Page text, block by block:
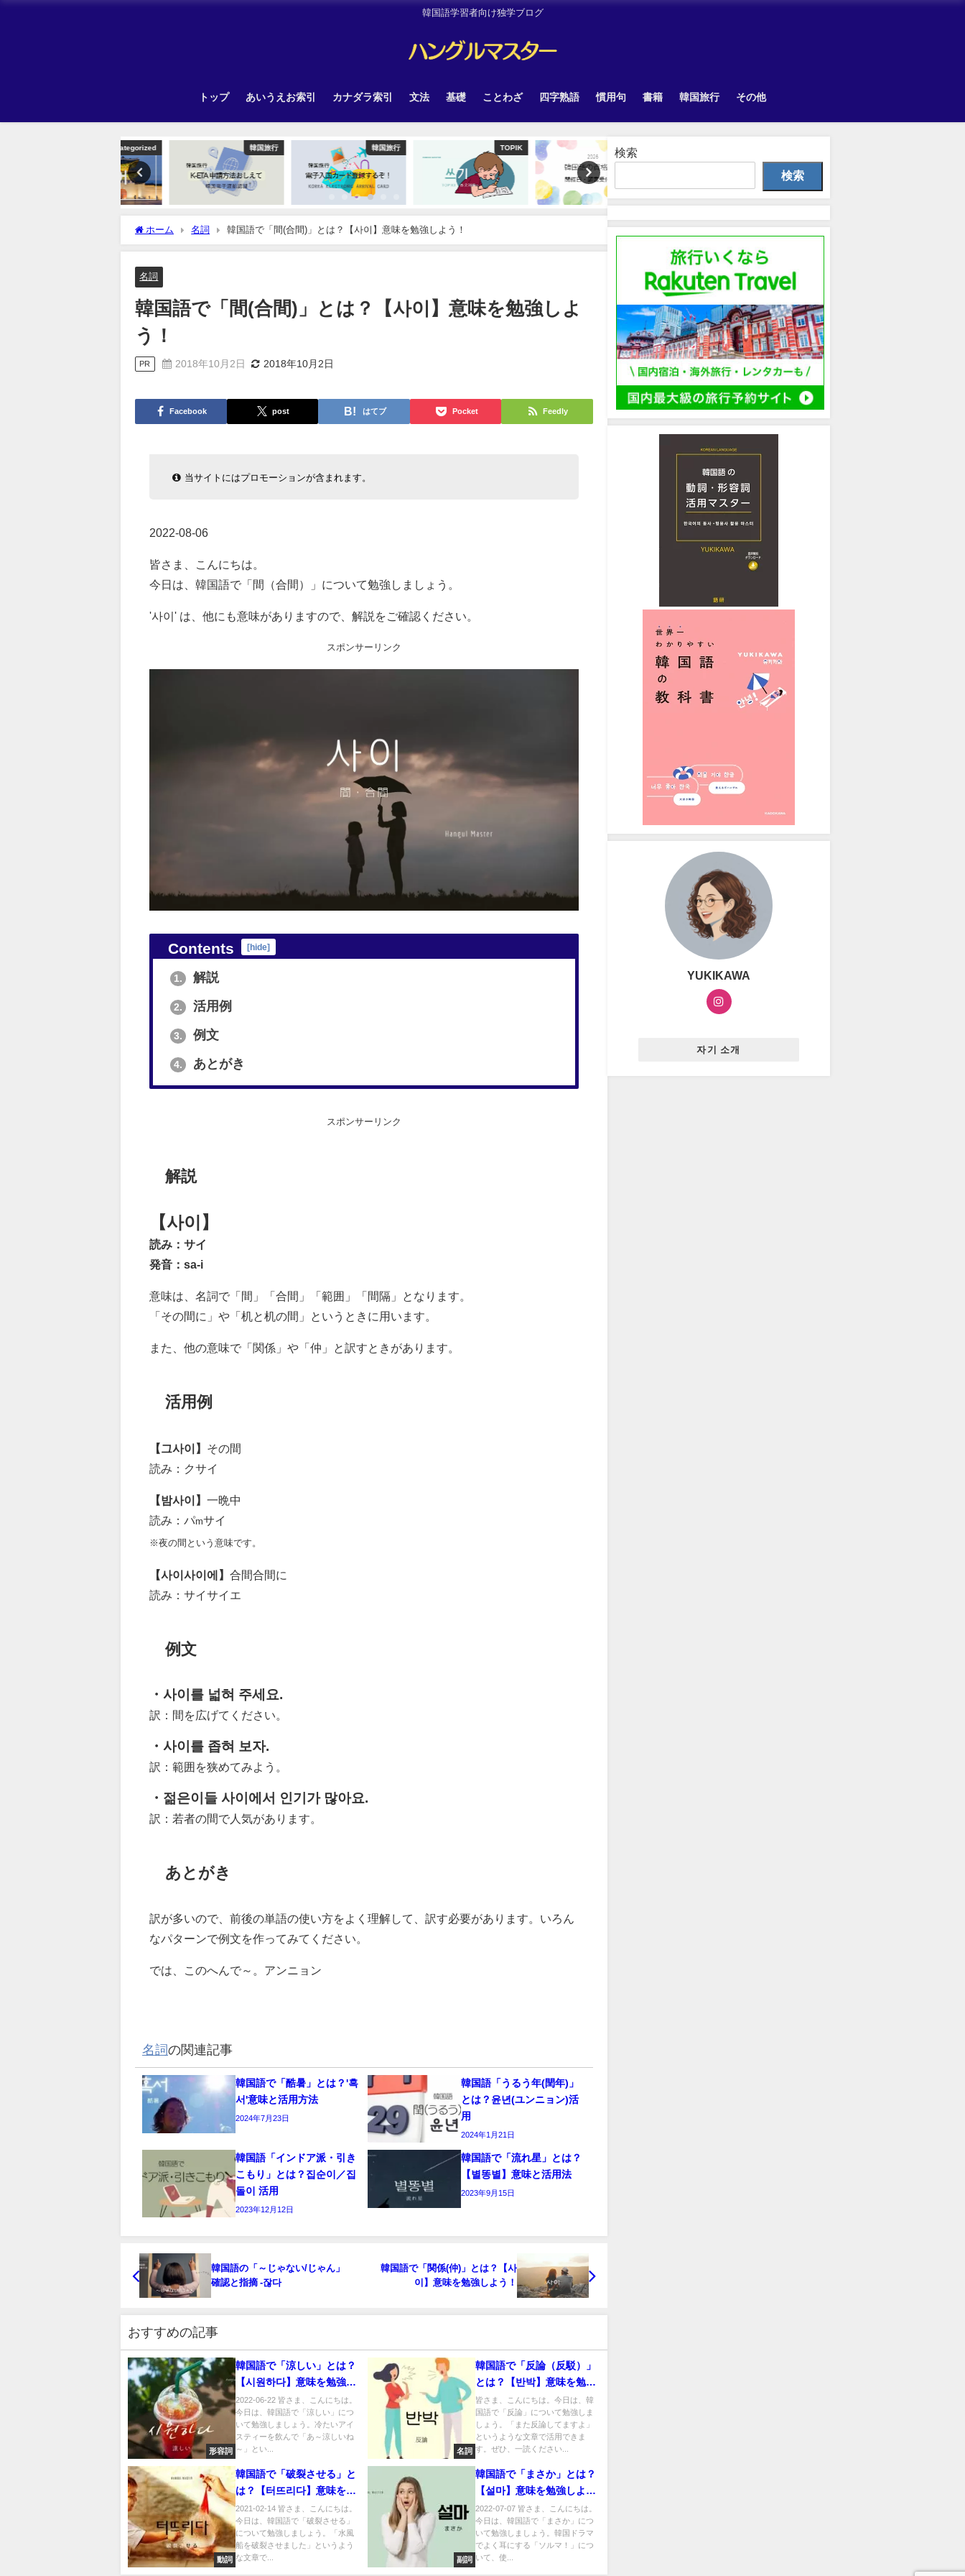
韓国語学習者向け独学ブログ
トップ あいうえお索引 カナダラ索引 文法 基礎 ことわざ 四字熟語 慣用句 書籍 韓国旅行 その他
韓国旅行 韓国旅行 Other
ホーム 名詞 韓国語で「間(合間)」とは？【사이】意味を勉強しよう！
名詞
韓国語で「間(合間)」とは？【사이】意味を勉強しよ
う！
PR 2018年10月2日 2018年10月2日
Facebook post はてブ Pocket Feedly
当サイトにはプロモーションが含まれます。
2022-08-06
皆さま、こんにちは。
今日は、韓国語で「間（合間）」について勉強しましょう。
'사이' は、他にも意味がありますので、解説をご確認ください。
スポンサーリンク
Contents [hide]
1. 解説
2. 活用例
3. 例文
4. あとがき
スポンサーリンク
解説
【사이】
読み：サイ
発音：sa-i
意味は、名詞で「間」「合間」「範囲」「間隔」となります。
「その間に」や「机と机の間」というときに用います。
また、他の意味で「関係」や「仲」と訳すときがあります。
活用例
【그사이】 その間
読み：クサイ
【밤사이】 一晩中
読み：パmサイ
※夜の間という意味です。
【사이사이에】 合間合間に
読み：サイサイエ
例文
・사이를 넓혀 주세요.
訳：間を広げてください。
・사이를 좁혀 보자.
訳：範囲を狭めてみよう。
・젊은이들 사이에서 인기가 많아요.
訳：若者の間で人気があります。
あとがき
訳が多いので、前後の単語の使い方をよく理解して、訳す必要があります。いろん
なパターンで例文を作ってみてください。
では、このへんで～。アンニョン
名詞の関連記事
韓国語で「酷暑」とは？'혹
서'意味と活用方法
2024年7月23日
韓国語「うるう年(閏年)」
とは？윤년(ユンニョン)活
用
2024年1月21日
韓国語「インドア派・引き
こもり」とは？집순이／집
돌이 活用
2023年12月12日
韓国語で「流れ星」とは？
【별똥별】意味と活用法
2023年9月15日
韓国語の「～じゃない/じゃん」
確認と指摘 -잖다
韓国語で「関係(仲)」とは？【사
이】意味を勉強しよう！
おすすめの記事
形容詞
韓国語で「涼しい」とは？
【시원하다】意味を勉強し
よう！
2022-06-22 皆さま、こんにちは。
今日は、韓国語で「涼しい」につ
いて勉強しましょう。冷たいアイ
スティーを飲んで「あ～涼しいね
～」とい...
名詞
韓国語で「反論（反駁）」
とは？【반박】意味を勉強
しよう！
皆さま、こんにちは。今日は、韓
国語で「反論」について勉強しま
しょう。「また反論してますよ」
というような文章で活用できま
す。ぜひ、一読ください...
動詞
韓国語で「破裂させる」と
は？【터뜨리다】意味を勉
強しよう！
2021-02-14 皆さま、こんにちは。
今日は、韓国語で「破裂させる」
について勉強しましょう。「水風
船を破裂させました」というよう
な文章で...
副詞
韓国語で「まさか」とは？
【설마】意味を勉強しよ
う！
2022-07-07 皆さま、こんにちは。
今日は、韓国語で「まさか」につ
いて勉強しましょう。韓国ドラマ
でよく耳にする「ソルマ！」につ
いて、使...
検索
検索
YUKIKAWA
자기 소개